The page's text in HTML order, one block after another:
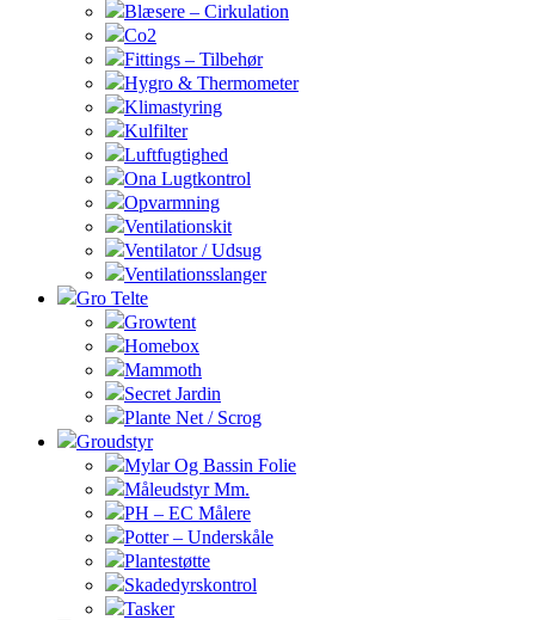
Blæsere – Cirkulation
Co2
Fittings – Tilbehør
Hygro & Thermometer
Klimastyring
Kulfilter
Luftfugtighed
Ona Lugtkontrol
Opvarmning
Ventilationskit
Ventilator / Udsug
Ventilationsslanger
Gro Telte
Growtent
Homebox
Mammoth
Secret Jardin
Plante Net / Scrog
Groudstyr
Mylar Og Bassin Folie
Måleudstyr Mm.
PH – EC Målere
Potter – Underskåle
Plantestøtte
Skadedyrskontrol
Tasker